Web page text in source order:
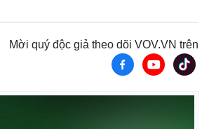
Mời quý độc giả theo dõi VOV.VN trên